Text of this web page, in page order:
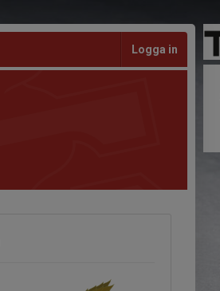
Logga in